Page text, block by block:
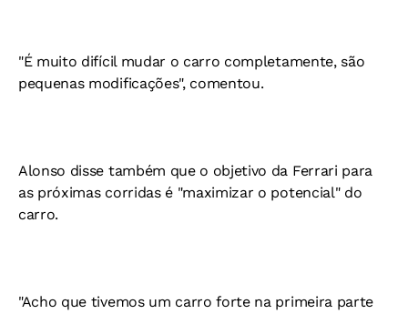
"É muito difícil mudar o carro completamente, são
pequenas modificações", comentou.
Alonso disse também que o objetivo da Ferrari para
as próximas corridas é "maximizar o potencial" do
carro.
"Acho que tivemos um carro forte na primeira parte